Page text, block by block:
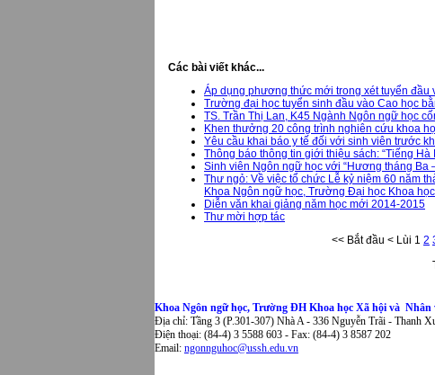
Các bài viết khác...
Áp dụng phương thức mới trong xét tuyển đầu
Trường đại học tuyển sinh đầu vào Cao học
TS. Trần Thị Lan, K45 Ngành Ngôn ngữ học
Khen thưởng 20 công trình nghiên cứu khoa
Yêu cầu khai báo y tế đối với sinh viên trước
Thông báo thông tin giới thiệu sách: “Tiếng
Sinh viên Ngôn ngữ học với “Hương tháng Ba
Thư ngỏ: Về việc tổ chức Lễ kỷ niệm 60 năm
Khoa Ngôn ngữ học, Trường Đại học Khoa
Diễn văn khai giảng năm học mới 2014-2015
Thư mời hợp tác
<< Bắt đầu < Lùi 1 2
Khoa Ngôn ngữ học, Trường ĐH Khoa học Xã hội và Nhân
Địa chỉ: Tầng 3 (P.301-307) Nhà A - 336 Nguyễn Trãi - Thanh
Điện thoại: (84-4) 3 5588 603 - Fax: (84-4) 3 8587 202
Email: ngonnguhoc@ussh.edu.vn